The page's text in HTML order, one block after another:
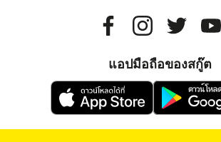
แอปมือถือของสกู๊ต